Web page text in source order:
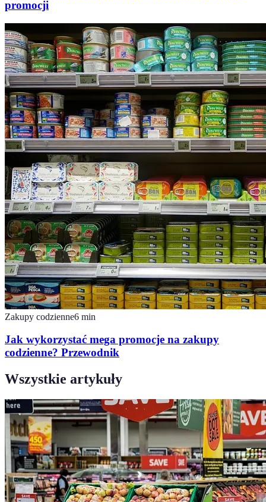
promocji
Zakupy codzienne6 min
Jak wykorzystać mega promocje na zakupy
codzienne? Przewodnik
Wszystkie artykuły